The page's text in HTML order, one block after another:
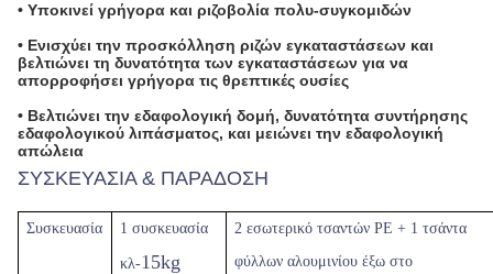
• Υποκινεί γρήγορα και ριζοβολία πολυ-συγκομιδών
• Ενισχύει την προσκόλληση ριζών εγκαταστάσεων και
βελτιώνει τη δυνατότητα των εγκαταστάσεων για να
απορροφήσει γρήγορα τις θρεπτικές ουσίες
• Βελτιώνει την εδαφολογική δομή, δυνατότητα συντήρησης
εδαφολογικού λιπάσματος, και μειώνει την εδαφολογική
απώλεια
ΣΥΣΚΕΥΑΣΙΑ & ΠΑΡΑΔΟΣΗ
Συσκευασία 1 συσκευασία
κλ-15kg
2 εσωτερικό τσαντών PE + 1 τσάντα
φύλλων αλουμινίου έξω στο